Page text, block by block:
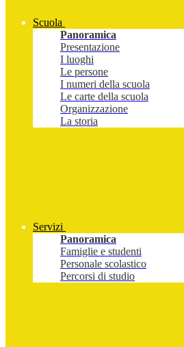
Scuola
Panoramica
Presentazione
I luoghi
Le persone
I numeri della scuola
Le carte della scuola
Organizzazione
La storia
Servizi
Panoramica
Famiglie e studenti
Personale scolastico
Percorsi di studio